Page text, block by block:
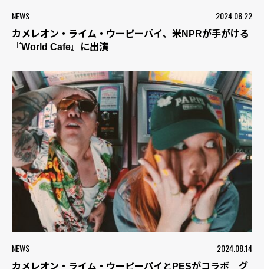
NEWS 2024.08.22
カメレオン・ライム・ウーピーパイ、米NPRが手がける
『World Cafe』に出演
NEWS 2024.08.14
カメレオン・ライム・ウーピーパイとPESがコラボ グ